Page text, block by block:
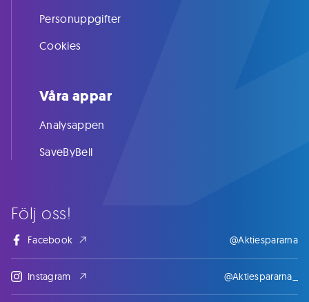
Följ oss!
Facebook @Aktiespararna
Instagram @Aktiespararna_
Personuppgifter
Cookies
Våra appar
Analysappen
SaveByBell